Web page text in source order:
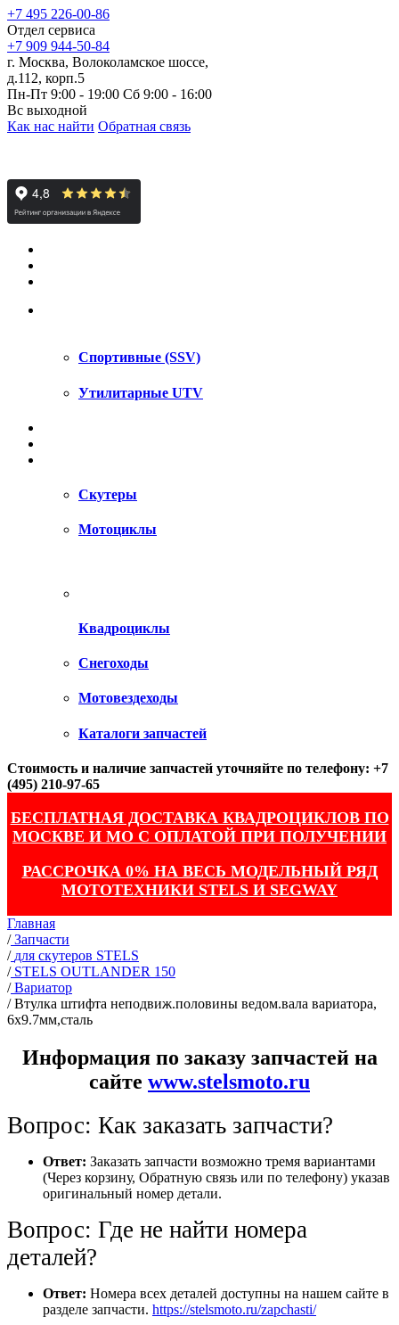
+7 495 226-00-86
Отдел сервиса
+7 909 944-50-84
г. Москва, Волоколамское шоссе,
д.112, корп.5
Пн-Пт 9:00 - 19:00 Сб 9:00 - 16:00
Вс выходной
Как нас найти Обратная связь
Спортивные (SSV)
Утилитарные UTV
Скутеры
Мотоциклы
Квадроциклы
Снегоходы
Мотовездеходы
Каталоги запчастей
Стоимость и наличие запчастей уточняйте по телефону: +7
(495) 210-97-65
БЕСПЛАТНАЯ ДОСТАВКА КВАДРОЦИКЛОВ ПО
МОСКВЕ И МО С ОПЛАТОЙ ПРИ ПОЛУЧЕНИИ
РАССРОЧКА 0% НА ВЕСЬ МОДЕЛЬНЫЙ РЯД
МОТОТЕХНИКИ STELS И SEGWAY
Главная
/ Запчасти
/ для скутеров STELS
/ STELS OUTLANDER 150
/ Вариатор
/Втулка штифта неподвиж.половины ведом.вала вариатора,
6х9.7мм,сталь
Информация по заказу запчастей на
сайте www.stelsmoto.ru
Вопрос: Как заказать запчасти?
Ответ: Заказать запчасти возможно тремя вариантами
(Через корзину, Обратную связь или по телефону) указав
оригинальный номер детали.
Вопрос: Где не найти номера
деталей?
Ответ: Номера всех деталей доступны на нашем сайте в
разделе запчасти. https://stelsmoto.ru/zapchasti/